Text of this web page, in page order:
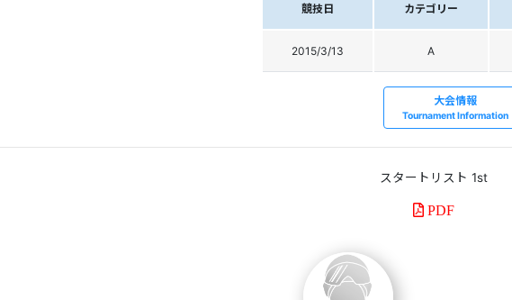
競技日 カテゴリー
2015/3/13 A
大会情報
Tournament Information
スタートリスト 1st
PDF